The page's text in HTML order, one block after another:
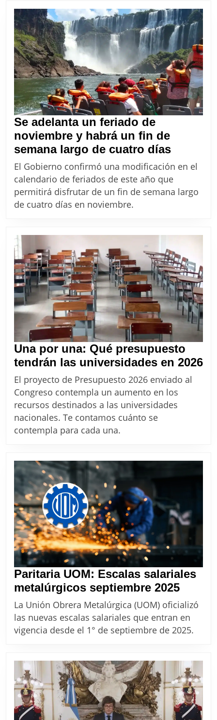
31
de
octubre
para
fomentar
la
liquidación
de
dólares
Se adelanta un feriado de
noviembre y habrá un fin de
semana largo de cuatro díasSe
adelanta
un
feriado
un
fin
de
semana
largo
de
cuatro
días
El Gobierno confirmó una modificación en el
calendario de feriados de este año que
permitirá disfrutar de un fin de semana largo
de cuatro días en noviembre.
Una por una: Qué presupuesto
tendrán las universidades en 2026
El proyecto de Presupuesto 2026 enviado al
Congreso contempla un aumento en los
recursos destinados a las universidades
nacionales. Te contamos cuánto se
contempla para cada una.
Paritaria UOM: Escalas salariales
metalúrgicos septiembre 2025
UOM:
2025
La Unión Obrera Metalúrgica (UOM) oficializó
las nuevas escalas salariales que entran en
vigencia desde el 1° de septiembre de 2025.